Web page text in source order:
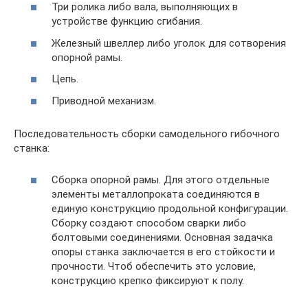
Три ролика либо вала, выполняющих в
устройстве функцию сгибания.
Железный швеллер либо уголок для сотворения
опорной рамы.
Цепь.
Приводной механизм.
Последовательность сборки самодельного гибочного
станка:
Сборка опорной рамы. Для этого отдельные
элементы металлопроката соединяются в
единую конструкцию продольной конфигурации.
Сборку создают способом сварки либо
болтовыми соединениями. Основная задачка
опоры станка заключается в его стойкости и
прочности. Чтоб обеспечить это условие,
конструкцию крепко фиксируют к полу.